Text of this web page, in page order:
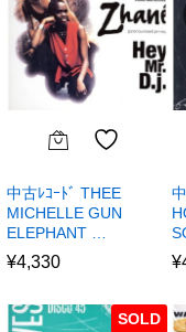
中古ﾚｺｰﾄﾞ THEE
MICHELLE GUN
ELEPHANT …
¥4,330 ¥
SOLD